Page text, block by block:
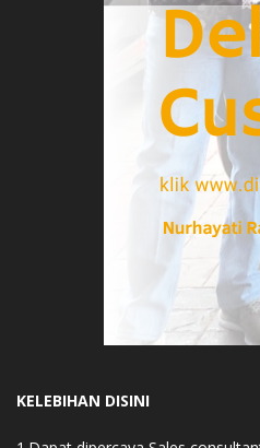
KELEBIHAN DISINI